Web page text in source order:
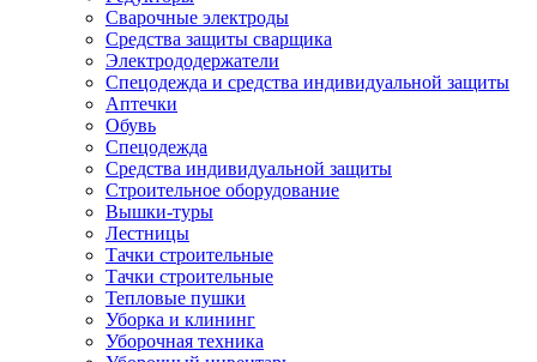
Сварочные электроды
Средства защиты сварщика
Электрододержатели
Спецодежда и средства индивидуальной защиты
Аптечки
Обувь
Спецодежда
Средства индивидуальной защиты
Строительное оборудование
Вышки-туры
Лестницы
Тачки строительные
Тачки строительные
Тепловые пушки
Уборка и клининг
Уборочная техника